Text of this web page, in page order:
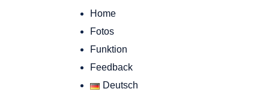
Home
Fotos
Funktion
Feedback
Deutsch